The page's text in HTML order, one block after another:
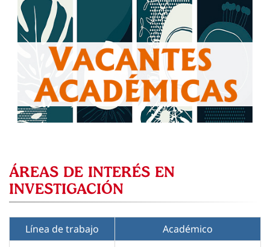
ÁREAS DE INTERÉS EN
INVESTIGACIÓN
Línea de trabajo
Académico